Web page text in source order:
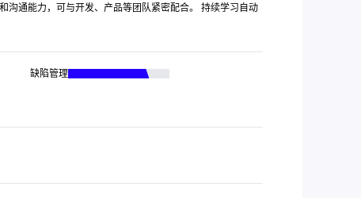
沟通能力，可与开发、产品等团队紧密配合。 持续学习自动
缺陷管理